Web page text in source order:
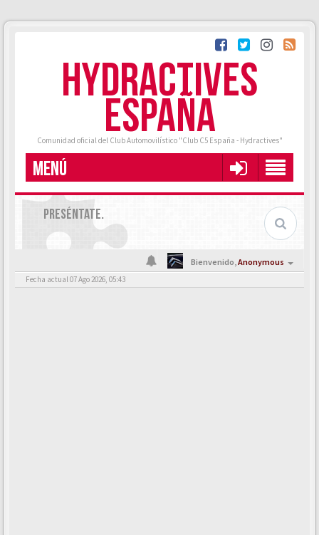
HYDRACTIVES
ESPAÑA
Comunidad oficial del Club Automovilístico "Club C5 España - Hydractives"
MENÚ
PRESÉNTATE.
Bienvenido,Anonymous
Fecha actual 07 Ago 2026, 05:43